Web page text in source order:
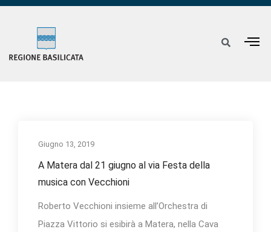
Giugno 13, 2019
A Matera dal 21 giugno al via Festa della
musica con Vecchioni
Roberto Vecchioni insieme all’Orchestra di
Piazza Vittorio si esibirà a Matera, nella Cava